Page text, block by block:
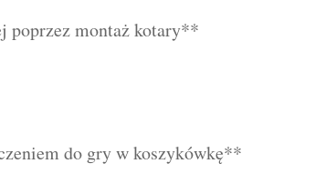
poprzez montaż kotary**
do gry w koszykówkę**